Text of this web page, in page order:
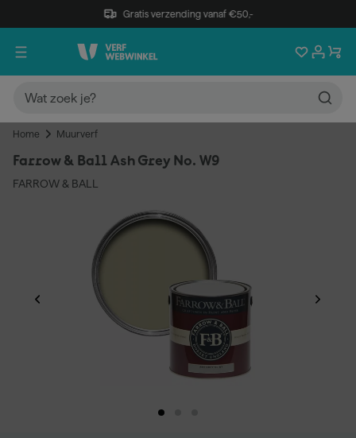
Gratis verzending vanaf €50,-
Home Muurverf
Farrow & Ball Ash Grey No. W9
FARROW & BALL